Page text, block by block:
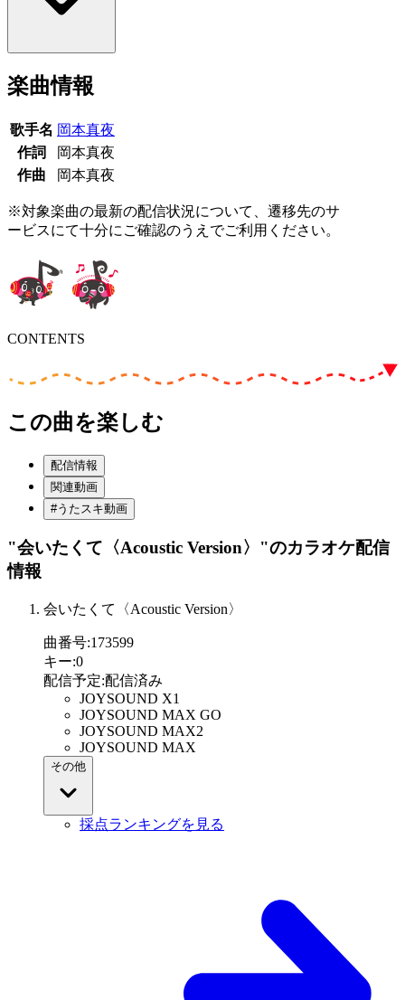
楽曲情報
歌手名 岡本真夜
作詞
岡本真夜
作曲
岡本真夜
※対象楽曲の最新の配信状況について、遷移先のサ
ービスにて十分にご確認のうえでご利用ください。
CONTENTS
この曲を楽しむ
配信情報
関連動画
#うたスキ動画
"会いたくて〈Acoustic Version〉"のカラオケ配信
情報
会いたくて〈Acoustic Version〉
曲番号:173599
キー:0
配信予定:配信済み
JOYSOUND X1
JOYSOUND MAX GO
JOYSOUND MAX2
JOYSOUND MAX
その他
採点ランキングを見る